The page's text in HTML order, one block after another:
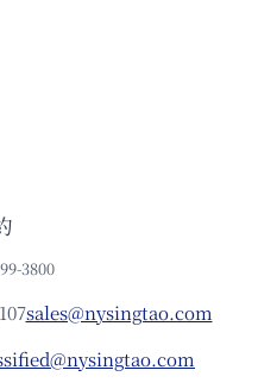
3800
sales@nysingtao.com